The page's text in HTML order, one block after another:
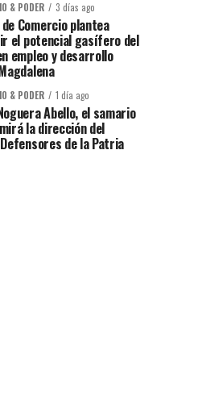
& PODER 3 días ago
Comercio plantea
el potencial gasífero del
empleo y desarrollo
& PODER 1 día ago
Abello, el samario
la dirección del
de la Patria